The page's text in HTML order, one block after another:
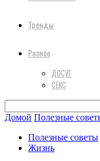
Тренды
Разное
ДОСУГ
СЕКС
Домой Полезные
Полезные советы
Жизнь